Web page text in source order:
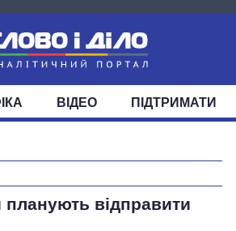
ВІДЕО ПІДТРИМАТИ
відправити
Експорт зброї:
скільки ракет,